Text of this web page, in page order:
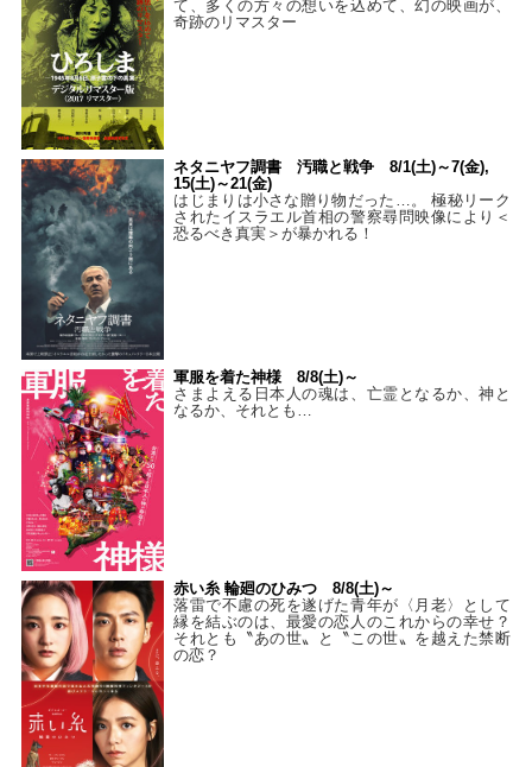
て、多くの方々の想いを込めて、幻の映画が、
奇跡のリマスター
ネタニヤフ調書 汚職と戦争 8/1(土)～7(金),
15(土)～21(金)
はじまりは小さな贈り物だった…。 極秘リーク
されたイスラエル首相の警察尋問映像により＜
恐るべき真実＞が暴かれる！
軍服を着た神様 8/8(土)～
さまよえる日本人の魂は、亡霊となるか、神と
なるか、それとも…
赤い糸 輪廻のひみつ 8/8(土)～
落雷で不慮の死を遂げた青年が〈月老〉として
縁を結ぶのは、最愛の恋人のこれからの幸せ？
それとも〝あの世〟と〝この世〟を越えた禁断
の恋？